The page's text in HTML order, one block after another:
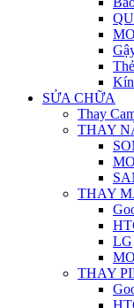
SỬA CHỮA
Thay
THAY
THAY
LG
THAY